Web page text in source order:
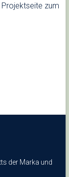
zum
der Marka und